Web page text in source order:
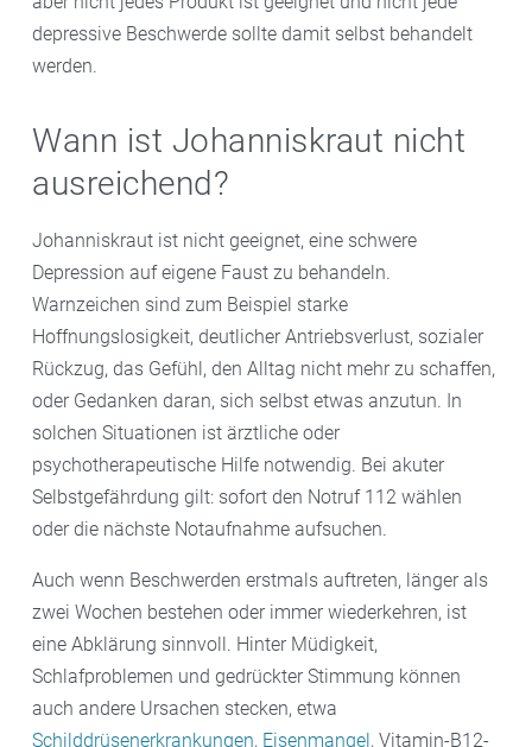
depressive Beschwerde sollte damit selbst behandelt
werden.
Wann ist Johanniskraut nicht
ausreichend?
Johanniskraut ist nicht geeignet, eine schwere
Depression auf eigene Faust zu behandeln.
Warnzeichen sind zum Beispiel starke
Hoffnungslosigkeit, deutlicher Antriebsverlust, sozialer
Rückzug, das Gefühl, den Alltag nicht mehr zu schaffen,
oder Gedanken daran, sich selbst etwas anzutun. In
solchen Situationen ist ärztliche oder
psychotherapeutische Hilfe notwendig. Bei akuter
Selbstgefährdung gilt: sofort den Notruf 112 wählen
oder die nächste Notaufnahme aufsuchen.
Auch wenn Beschwerden erstmals auftreten, länger als
zwei Wochen bestehen oder immer wiederkehren, ist
eine Abklärung sinnvoll. Hinter Müdigkeit,
Schlafproblemen und gedrückter Stimmung können
auch andere Ursachen stecken, etwa
Schilddrüsenerkrankungen, Eisenmangel, Vitamin-B12-